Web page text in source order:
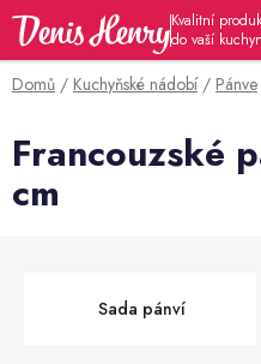
Přejít
obsah
Domů / Kuchyňské nádobí / Pánve
Francouzské
cm
Sada pánví